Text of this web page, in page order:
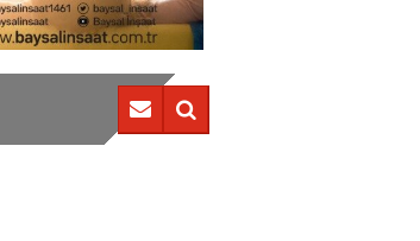
Flaş haber! Trabzon'da orman yanıyor!